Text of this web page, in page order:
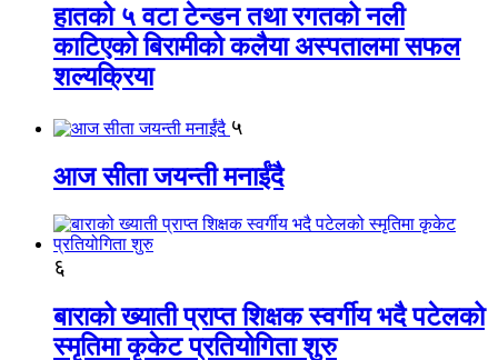
हातको ५ वटा टेन्डन तथा रगतको नली
काटिएको बिरामीको कलैया अस्पतालमा सफल
शल्यक्रिया
५
आज सीता जयन्ती मनाईंदै
६
बाराको ख्याती प्राप्त शिक्षक स्वर्गीय भदै पटेलको
स्मृतिमा कृकेट प्रतियोगिता शुरु